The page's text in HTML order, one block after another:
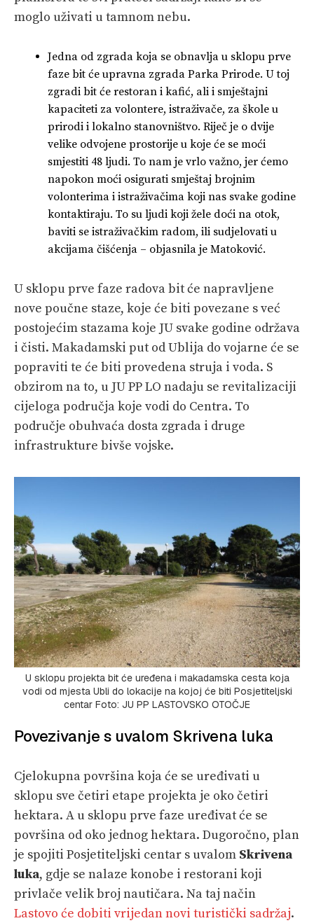
moglo uživati u tamnom nebu.
Jedna od zgrada koja se obnavlja u sklopu prve
faze bit će upravna zgrada Parka Prirode. U toj
zgradi bit će restoran i kafić, ali i smještajni
kapaciteti za volontere, istraživače, za škole u
prirodi i lokalno stanovništvo. Riječ je o dvije
velike odvojene prostorije u koje će se moći
smjestiti 48 ljudi. To nam je vrlo važno, jer ćemo
napokon moći osigurati smještaj brojnim
volonterima i istraživačima koji nas svake godine
kontaktiraju. To su ljudi koji žele doći na otok,
baviti se istraživačkim radom, ili sudjelovati u
akcijama čišćenja – objasnila je Matoković.
U sklopu prve faze radova bit će napravljene
nove poučne staze, koje će biti povezane s već
postojećim stazama koje JU svake godine održava
i čisti. Makadamski put od Ublija do vojarne će se
popraviti te će biti provedena struja i voda. S
obzirom na to, u JU PP LO nadaju se revitalizaciji
cijeloga područja koje vodi do Centra. To
područje obuhvaća dosta zgrada i druge
infrastrukture bivše vojske.
U sklopu projekta bit će uređena i makadamska cesta koja
vodi od mjesta Ubli do lokacije na kojoj će biti Posjetiteljski
centar Foto: JU PP LASTOVSKO OTOČJE
Povezivanje s uvalom Skrivena luka
Cjelokupna površina koja će se uređivati u
sklopu sve četiri etape projekta je oko četiri
hektara. A u sklopu prve faze uređivat će se
površina od oko jednog hektara. Dugoročno, plan
je spojiti Posjetiteljski centar s uvalom Skrivena
luka, gdje se nalaze konobe i restorani koji
privlače velik broj nautičara. Na taj način
Lastovo će dobiti vrijedan novi turistički sadržaj.